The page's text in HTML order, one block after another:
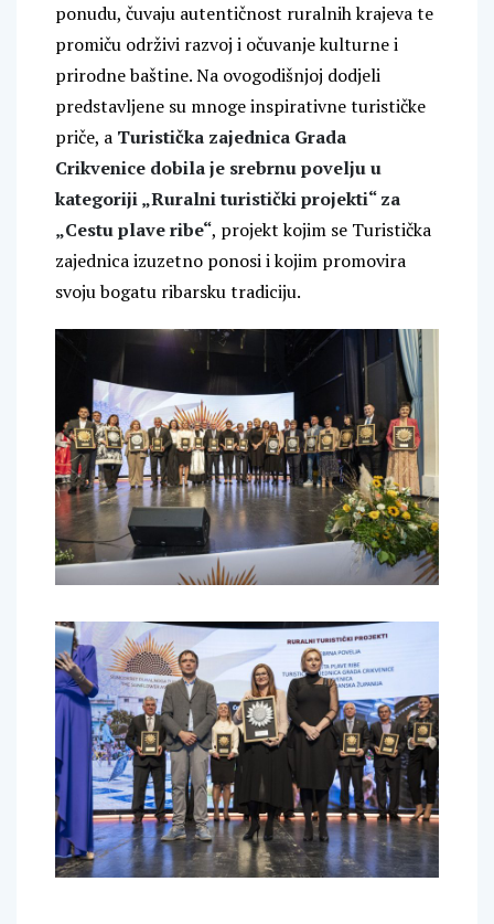
ponudu, čuvaju autentičnost ruralnih krajeva te
promiču održivi razvoj i očuvanje kulturne i
prirodne baštine. Na ovogodišnjoj dodjeli
predstavljene su mnoge inspirativne turističke
priče, a Turistička zajednica Grada
Crikvenice dobila je srebrnu povelju u
kategoriji „Ruralni turistički projekti“ za
„Cestu plave ribe“, projekt kojim se Turistička
zajednica izuzetno ponosi i kojim promovira
svoju bogatu ribarsku tradiciju.